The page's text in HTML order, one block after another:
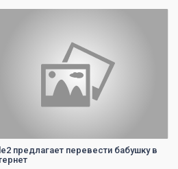
предлагает перевести бабушку в